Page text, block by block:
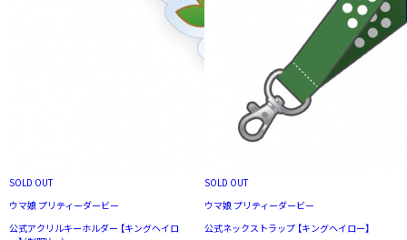
SOLD OUT
ウマ娘 プリティーダービー
公式アクリルキーホルダー 【キングヘイロ
SOLD OUT
ウマ娘 プリティーダービー
公式ネックストラップ 【キングヘイロー】